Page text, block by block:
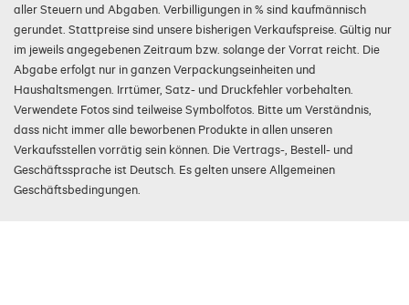
aller Steuern und Abgaben. Verbilligungen in % sind kaufmännisch
gerundet. Stattpreise sind unsere bisherigen Verkaufspreise. Gültig nur
im jeweils angegebenen Zeitraum bzw. solange der Vorrat reicht. Die
Abgabe erfolgt nur in ganzen Verpackungseinheiten und
Haushaltsmengen. Irrtümer, Satz- und Druckfehler vorbehalten.
Verwendete Fotos sind teilweise Symbolfotos. Bitte um Verständnis,
dass nicht immer alle beworbenen Produkte in allen unseren
Verkaufsstellen vorrätig sein können. Die Vertrags-, Bestell- und
Geschäftssprache ist Deutsch. Es gelten unsere Allgemeinen
Geschäftsbedingungen.